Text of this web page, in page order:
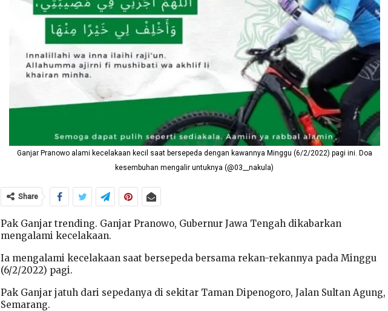
Ganjar Pranowo alami kecelakaan kecil saat bersepeda dengan kawannya Minggu (6/2/2022) pagi ini. Doa
kesembuhan mengalir untuknya (@03__nakula)
Share
Pak Ganjar trending. Ganjar Pranowo, Gubernur Jawa Tengah dikabarkan
mengalami kecelakaan.
Ia mengalami kecelakaan saat bersepeda bersama rekan-rekannya pada Minggu
(6/2/2022) pagi.
Pak Ganjar jatuh dari sepedanya di sekitar Taman Dipenogoro, Jalan Sultan Agung,
Semarang.